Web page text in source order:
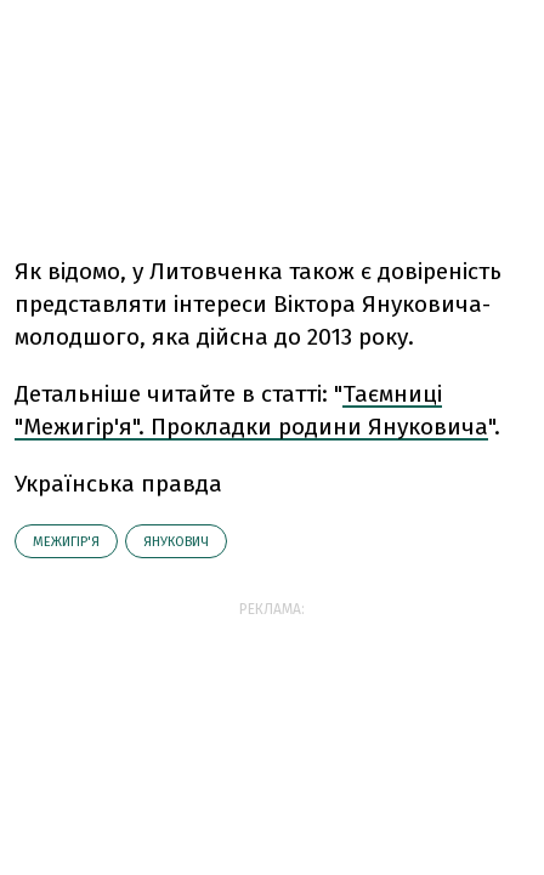
Як відомо, у Литовченка також є довіреність
представляти інтереси Віктора Януковича-
молодшого, яка дійсна до 2013 року.
Детальніше читайте в статті: "Таємниці
"Межигір'я". Прокладки родини Януковича".
Українська правда
МЕЖИГІР'Я ЯНУКОВИЧ
РЕКЛАМА: